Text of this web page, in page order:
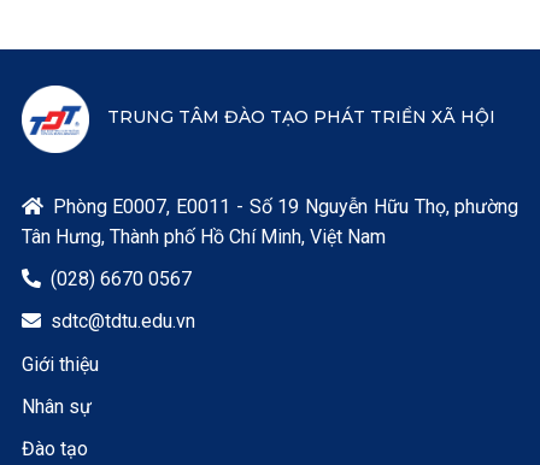
TRUNG TÂM ĐÀO TẠO PHÁT TRIỂN XÃ HỘI
 Phòng E0007, E0011 - Số 19 Nguyễn Hữu Thọ, phường
Tân Hưng, Thành phố Hồ Chí Minh, Việt Nam
 (028) 6670 0567
 sdtc@tdtu.edu.vn
Giới thiệu
Nhân sự
Đào tạo